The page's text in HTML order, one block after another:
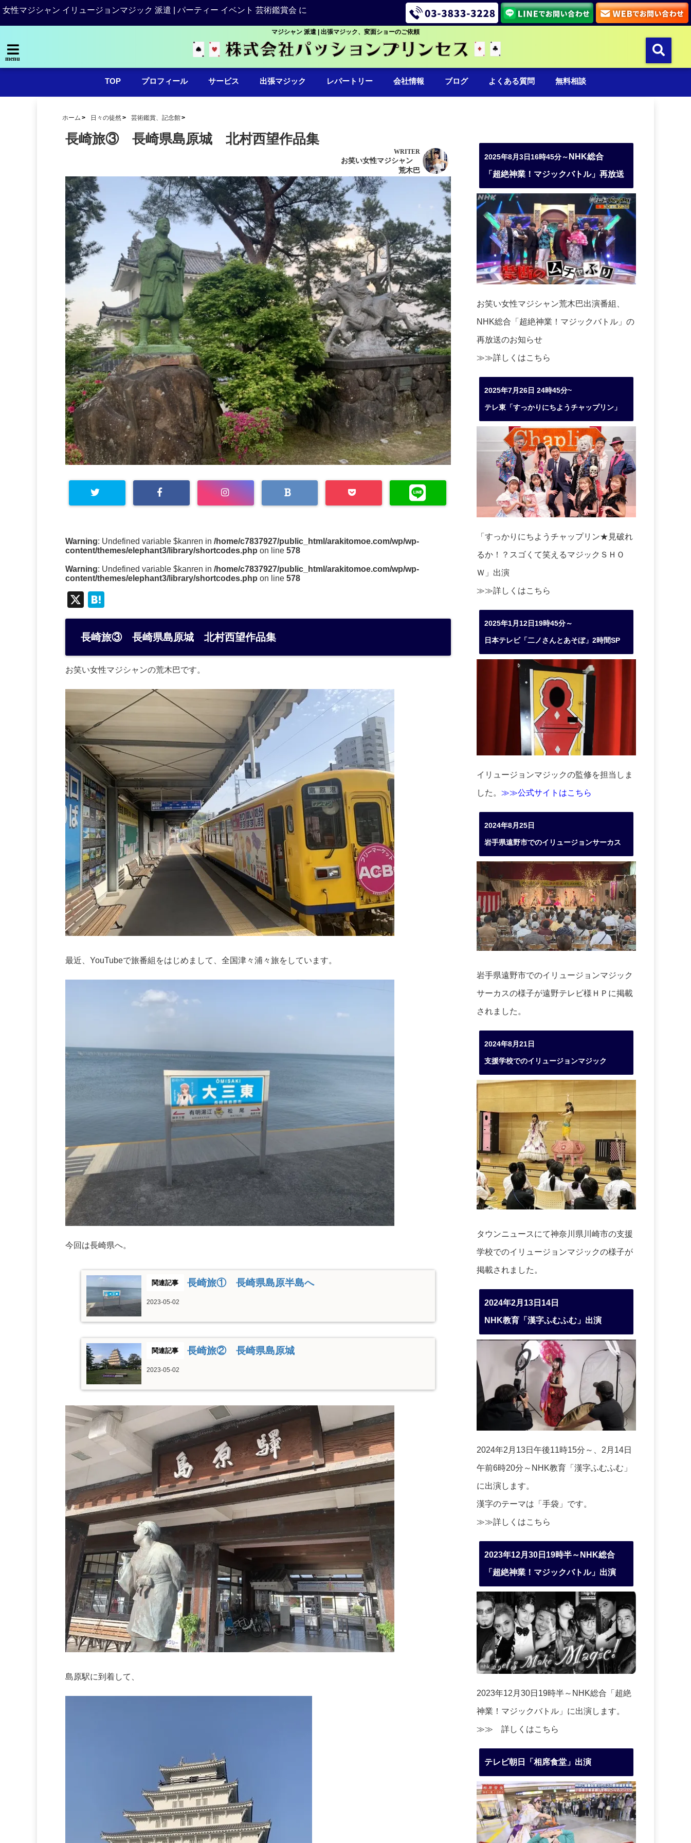
女性マジシャン イリュージョンマジック 派遣 | パーティー イベント 芸術鑑賞会 に
マジシャン 派遣 | 出張マジック、変面ショーのご依頼
menu
TOP プロフィール サービス 出張マジック レパートリー 会社情報 ブログ よくある質問 無料相談
ホーム 日々の徒然 芸術鑑賞、記念館
長崎旅③ 長崎県島原城 北村西望作品集
WRITER
お笑い女性マジシャン
荒木巴
Warning: Undefined variable $kanren in /home/c7837927/public_html/arakitomoe.com/wp/wp-
content/themes/elephant3/library/shortcodes.php on line 578
Warning: Undefined variable $kanren in /home/c7837927/public_html/arakitomoe.com/wp/wp-
content/themes/elephant3/library/shortcodes.php on line 578
X
at
e
a
長崎旅③ 長崎県島原城 北村西望作品集
お笑い女性マジシャンの荒木巴です。
最近、YouTubeで旅番組をはじめまして、全国津々浦々旅をしています。
今回は長崎県へ。
長崎旅① 長崎県島原半島へ
2023-05-02
長崎旅② 長崎県島原城
2023-05-02
島原駅に到着して、
2025年8月3日16時45分～ NHK総合
「超絶神業！マジックバトル」再放送
お笑い女性マジシャン荒木巴出演番組、
NHK総合「超絶神業！マジックバトル」の
再放送のお知らせ
≫≫詳しくはこちら
2025年7月26日 24時45分~
テレ東「すっかりにちようチャップリン」
「すっかりにちようチャップリン★見破れ
るか！？スゴくて笑えるマジックＳＨＯ
Ｗ」出演
≫≫詳しくはこちら
2025年1月12日19時45分～
日本テレビ「二ノさんとあそぼ」2時間SP
イリュージョンマジックの監修を担当しま
した。 ≫≫公式サイトはこちら
2024年8月25日
岩手県遠野市でのイリュージョンサーカス
岩手県遠野市でのイリュージョンマジック
サーカスの様子が遠野テレビ様ＨＰに掲載
されました。
2024年8月21日
支援学校でのイリュージョンマジック
タウンニュースにて神奈川県川崎市の支援
学校でのイリュージョンマジックの様子が
掲載されました。
2024年2月13日14日
NHK教育「漢字ふむふむ」出演
2024年2月13日午後11時15分～、2月14日
午前6時20分～NHK教育「漢字ふむふむ」
に出演します。
漢字のテーマは「手袋」です。
≫≫詳しくはこちら
2023年12月30日19時半～NHK総合
「超絶神業！マジックバトル」出演
2023年12月30日19時半～NHK総合「超絶
神業！マジックバトル」に出演します。
≫≫ 詳しくはこちら
テレビ朝日「相席食堂」出演